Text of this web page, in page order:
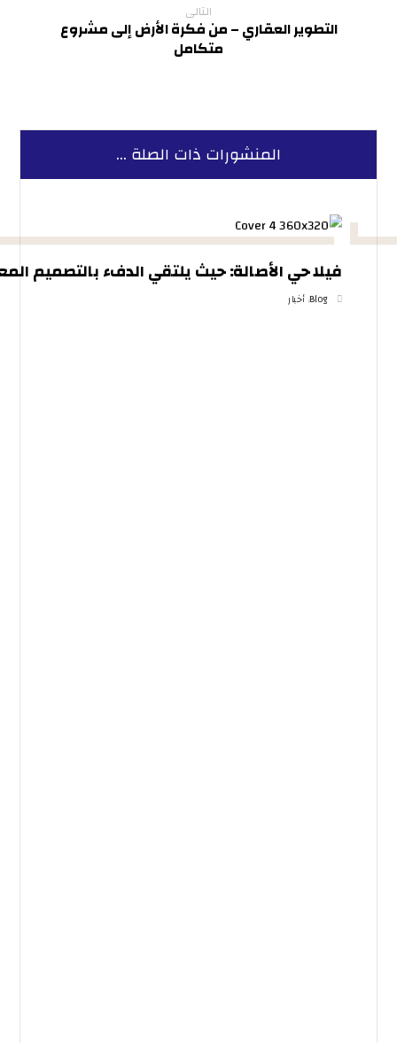
التالى
التطوير العقاري – من فكرة الأرض إلى مشروع
متكامل
المنشورات ذات الصلة ...
فيلا حي الأصالة: حيث يلتقي الدفء بالتصميم
Blog
, أخبار